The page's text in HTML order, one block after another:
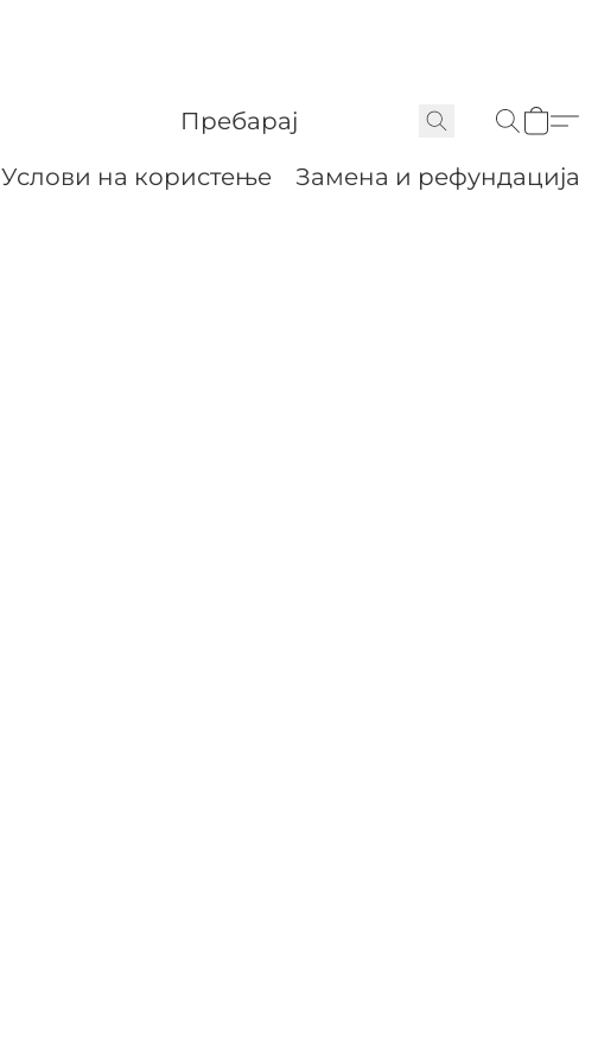
Услови на користење Замена и рефундација